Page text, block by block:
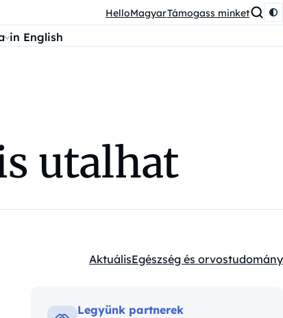
HelloMagyarTámogass minket
in English
utalhat
Kategóriák:
AktuálisEgészség és orvostudomány
Legyünk partnerek